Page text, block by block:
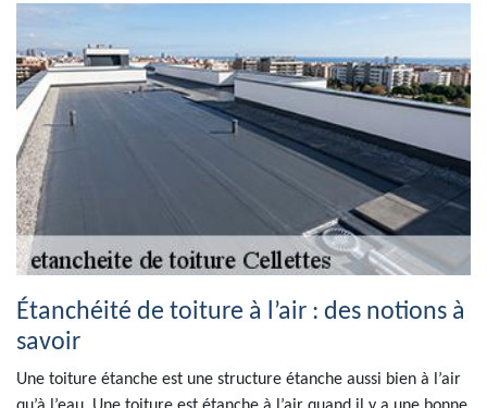
Étanchéité de toiture à l’air : des notions à
savoir
Une toiture étanche est une structure étanche aussi bien à l’air